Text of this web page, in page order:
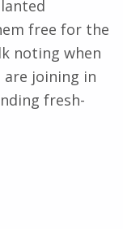
free for the
noting when
joining in
fresh-